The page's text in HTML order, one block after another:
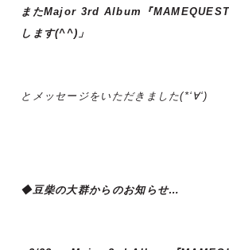
またMajor 3rd Album『MAMEQUEST
します(^^)」
とメッセージをいただきました(*‘∀‘)
◆豆柴の大群からのお知らせ…